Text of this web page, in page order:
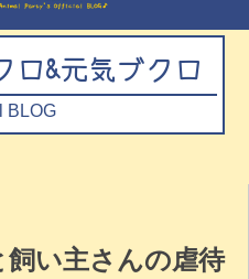
ロ&元気ブクロ
BLOG
い主さんの虐待